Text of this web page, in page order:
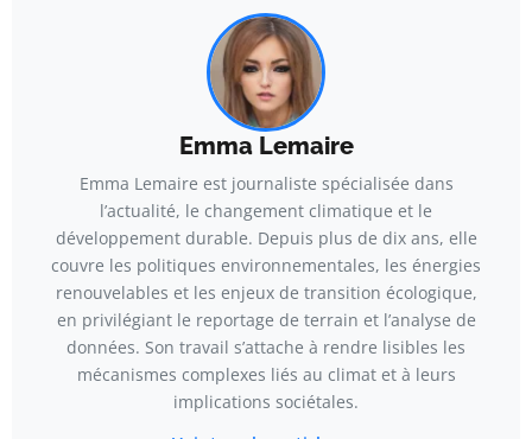
Emma Lemaire
Emma Lemaire est journaliste spécialisée dans
l’actualité, le changement climatique et le
développement durable. Depuis plus de dix ans, elle
couvre les politiques environnementales, les énergies
renouvelables et les enjeux de transition écologique,
en privilégiant le reportage de terrain et l’analyse de
données. Son travail s’attache à rendre lisibles les
mécanismes complexes liés au climat et à leurs
implications sociétales.